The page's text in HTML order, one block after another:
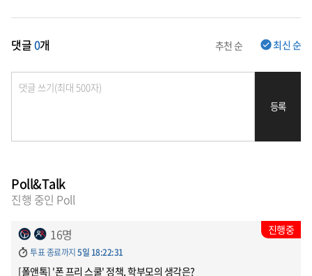
댓글0개 추천 순 최신 순
등록
Poll&Talk
진행 중인 Poll
진행중
16명
투표 종료까지5일 18:22:31
[폴앤톡] '폰 프리 스쿨' 정책, 학부모의 생각은?